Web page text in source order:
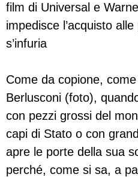
film di Universal e
impedisce l’acquisto
s’infuria
Come da copione,
Berlusconi (foto),
con pezzi grossi del
capi di Stato o con
apre le porte della sua
perché, come si sa, a